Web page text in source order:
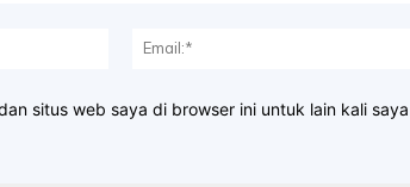
Nama:*
situs web saya di browser ini untuk lain kali